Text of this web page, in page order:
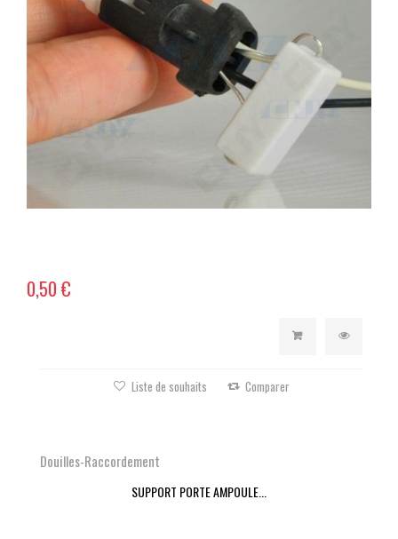
0,50 €
Liste de souhaits Comparer
Douilles-Raccordement
SUPPORT PORTE AMPOULE...